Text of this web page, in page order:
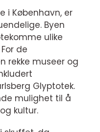
i København, er
Byen
ulike
de
rekke museer og
Glyptotek.
mulighet til å
kultur.